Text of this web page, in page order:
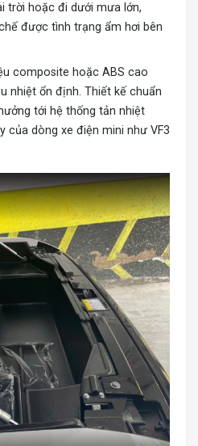
trời hoặc đi dưới mưa lớn,
được tình trạng ẩm hơi bên
composite hoặc ABS cao
nhiệt ổn định. Thiết kế chuẩn
tới hệ thống tản nhiệt
của dòng xe điện mini như VF3